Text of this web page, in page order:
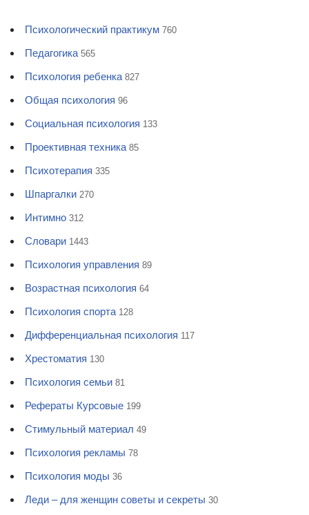
Психологический практикум 760
Педагогика 565
Психология ребенка 827
Общая психология 96
Социальная психология 133
Проективная техника 85
Психотерапия 335
Шпаргалки 270
Интимно 312
Словари 1443
Психология управления 89
Возрастная психология 64
Психология спорта 128
Дифференциальная психология 117
Хрестоматия 130
Психология семьи 81
Рефераты Курсовые 199
Стимульный материал 49
Психология рекламы 78
Психология моды 36
Леди – для женщин советы и секреты 30